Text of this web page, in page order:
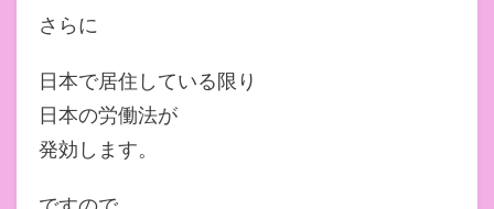
さらに
日本で居住している限り
日本の労働法が
発効します。